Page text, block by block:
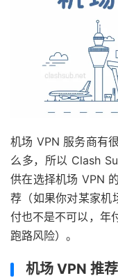
机场 VPN 服务商有
么多，所以 Clash
供在选择机场 VPN
荐（如果你对某家机
付也不是不可以，年
跑路风险）。
机场 VPN 推荐